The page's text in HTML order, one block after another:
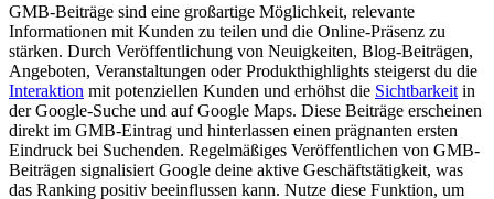
GMB-Beiträge sind eine großartige Möglichkeit, relevante
Informationen mit Kunden zu teilen und die Online-Präsenz zu
stärken. Durch Veröffentlichung von Neuigkeiten, Blog-Beiträgen,
Angeboten, Veranstaltungen oder Produkthighlights steigerst du die
Interaktion mit potenziellen Kunden und erhöhst die Sichtbarkeit in
der Google-Suche und auf Google Maps. Diese Beiträge erscheinen
direkt im GMB-Eintrag und hinterlassen einen prägnanten ersten
Eindruck bei Suchenden. Regelmäßiges Veröffentlichen von GMB-
Beiträgen signalisiert Google deine aktive Geschäftstätigkeit, was
das Ranking positiv beeinflussen kann. Nutze diese Funktion, um